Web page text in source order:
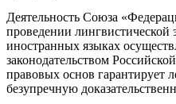
Деятельность Союза
проведении лингвистической
иностранных языках
законодательством
правовых основ гарантирует
безупречную